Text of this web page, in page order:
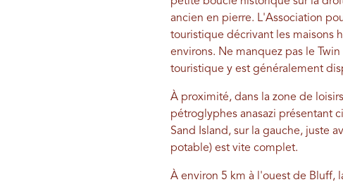
ancien en pierre. L'Association
touristique décrivant les maisons
environs. Ne manquez pas le
touristique y est généralement
À proximité, dans la zone de
pétroglyphes anasazi présentant
Sand Island, sur la gauche, juste
potable) est vite complet.
À environ 5 km à l'ouest de Bluff,